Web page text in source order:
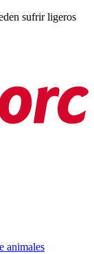
sufrir ligeros
animales